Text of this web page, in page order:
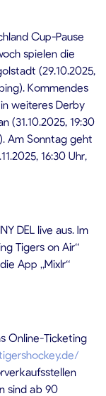
Cup-Pause
spielen die
(29.10.2025,
Kommendes
weiteres Derby
(31.10.2025, 19:30
Am Sonntag geht
16:30 Uhr,
DEL live aus. Im
Tigers on Air“
App „Mixlr“
Online-Ticketing
sind ab 90